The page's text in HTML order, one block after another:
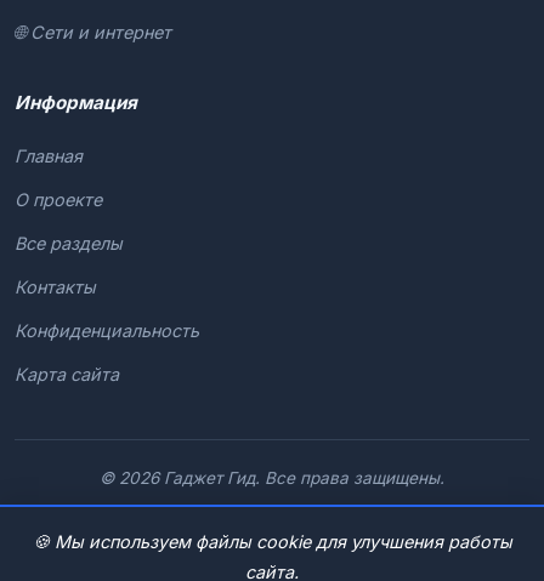
🌐 Сети и интернет
Информация
Главная
О проекте
Все разделы
Контакты
Конфиденциальность
Карта сайта
© 2026 Гаджет Гид. Все права защищены.
🍪 Мы используем файлы cookie для улучшения работы
сайта.